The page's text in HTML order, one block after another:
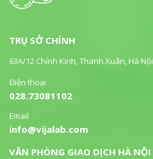
TRỤ SỞ CHÍNH
63A/12 Chính Kinh, Thanh Xuân, Hà Nội
Điện thoại
028.73081102
Email
info@vijalab.com
VĂN PHÒNG GIAO DỊCH HÀ NỘI